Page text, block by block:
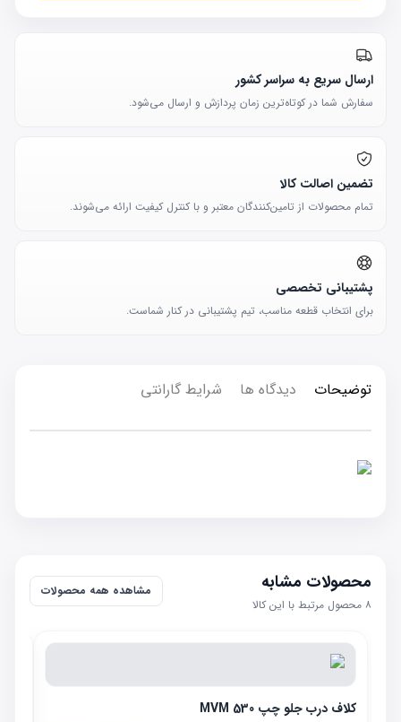
ارسال سریع به سراسر کشور
سفارش شما در کوتاه‌ترین زمان پردازش و ارسال می‌شود.
تضمین اصالت کالا
تمام محصولات از تامین‌کنندگان معتبر و با کنترل کیفیت ارائه می‌شوند.
پشتیبانی تخصصی
برای انتخاب قطعه مناسب، تیم پشتیبانی در کنار شماست.
توضیحات دیدگاه ها شرایط گارانتی
محصولات مشابه
۸ محصول مرتبط با این کالا
مشاهده همه محصولات
کلاف درب جلو چپ MVM 530